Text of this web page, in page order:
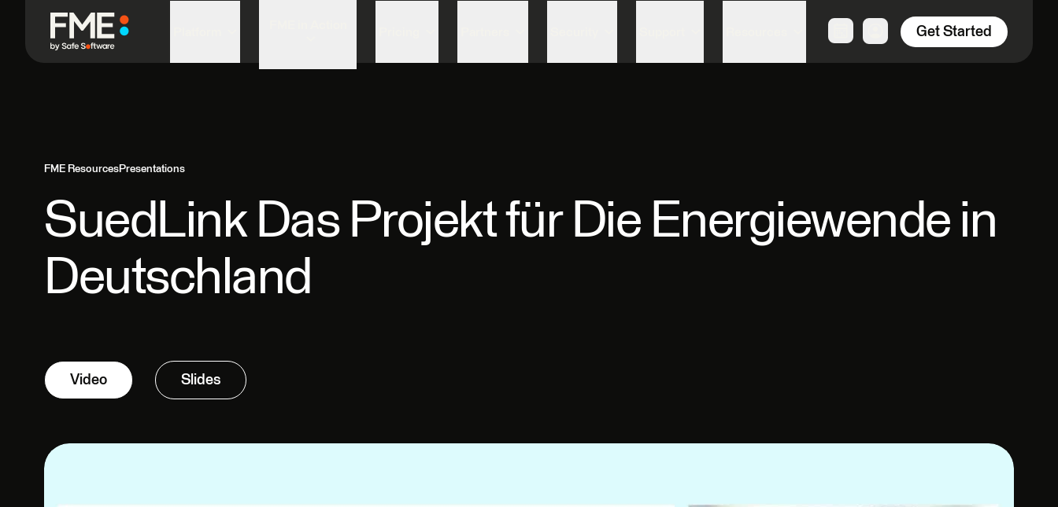
Get Started
FME ResourcesPresentations
SuedLink Das Projekt für Die Energiewende in
Deutschland
Video Slides